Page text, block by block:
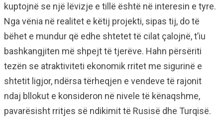
kuptojnë se një lëvizje e tillë është në interesin e tyre.
Nga vënia në realitet e këtij projekti, sipas tij, do të
bëhet e mundur që edhe shtetet të cilat çalojnë, t’iu
bashkangjiten më shpejt të tjerëve. Hahn përsëriti
tezën se atraktiviteti ekonomik rritet me sigurinë e
shtetit ligjor, ndërsa tërheqjen e vendeve të rajonit
ndaj bllokut e konsideron në nivele të kënaqshme,
pavarësisht rritjes së ndikimit të Rusisë dhe Turqisë.